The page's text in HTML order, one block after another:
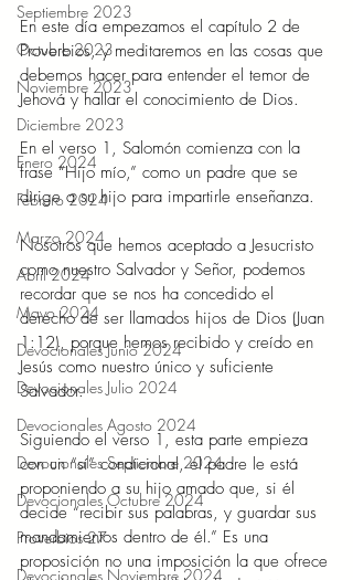
Septiembre 2023
Octubre 2023
Noviembre 2023
Diciembre 2023
Enero 2024
Febrero 2024
Marzo 2024
Abril 2024
Mayo 2024
Devocionales Junio 2024
Devocionales Julio 2024
Devocionales Agosto 2024
Devocionales Septiembre 2024
Devocionales Octubre 2024
Proverbios 27
Devocionales Noviembre 2024
En este día empezamos el capítulo 2 de
Proverbios, y meditaremos en las cosas que
debemos hacer para entender el temor de
Jehová y hallar el conocimiento de Dios.
En el verso 1, Salomón comienza con la
frase “Hijo mío,” como un padre que se
dirige a su hijo para impartirle enseñanza.
Nosotros que hemos aceptado a Jesucristo
como nuestro Salvador y Señor, podemos
recordar que se nos ha concedido el
derecho de ser llamados hijos de Dios (Juan
1:12), porque hemos recibido y creído en
Jesús como nuestro único y suficiente
Salvador.
Siguiendo el verso 1, esta parte empieza
con un “sí” condicional, el padre le está
proponiendo a su hijo amado que, si él
decide “recibir sus palabras, y guardar sus
mandamientos dentro de él.” Es una
proposición no una imposición la que ofrece